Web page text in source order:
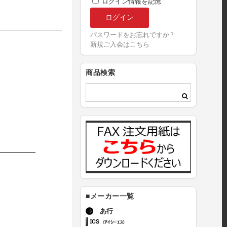
ログイン情報を記憶
パスワードをお忘れですか ?
新規ご入会はこちら
商品検索
■メーカー一覧
あ行